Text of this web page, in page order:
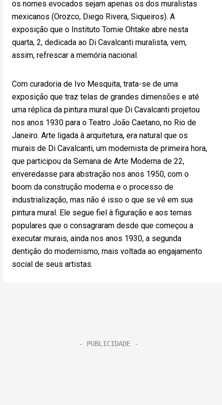
os nomes evocados sejam apenas os dos muralistas
mexicanos (Orozco, Diego Rivera, Siqueiros). A
exposição que o Instituto Tomie Ohtake abre nesta
quarta, 2, dedicada ao Di Cavalcanti muralista, vem,
assim, refrescar a memória nacional.
Com curadoria de Ivo Mesquita, trata-se de uma
exposição que traz telas de grandes dimensões e até
uma réplica da pintura mural que Di Cavalcanti projetou
nos anos 1930 para o Teatro João Caetano, no Rio de
Janeiro. Arte ligada à arquitetura, era natural que os
murais de Di Cavalcanti, um modernista de primeira hora,
que participou da Semana de Arte Moderna de 22,
enveredasse para abstração nos anos 1950, com o
boom da construção moderna e o processo de
industrialização, mas não é isso o que se vê em sua
pintura mural. Ele segue fiel à figuração e aos temas
populares que o consagraram desde que começou a
executar murais, ainda nos anos 1930, a segunda
dentição do modernismo, mais voltada ao engajamento
social de seus artistas.